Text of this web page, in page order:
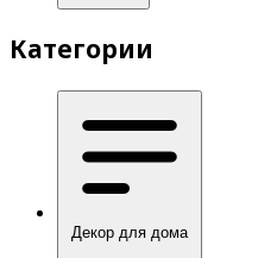
Категории
Декор для дома